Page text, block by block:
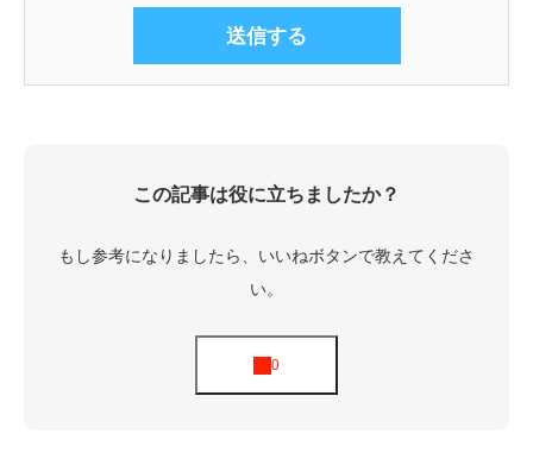
この記事は役に立ちましたか？
もし参考になりましたら、いいねボタンで教えてくださ
い。